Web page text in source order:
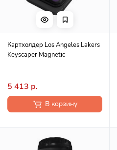
Картхолдер Los Angeles Lakers
Keyscaper Magnetic
5 413 р.
В корзину